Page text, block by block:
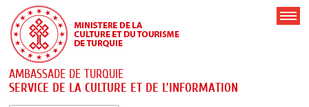
AMBASSADE DE TURQUIE
SERVICE DE LA CULTURE ET DE L’INFORMATION